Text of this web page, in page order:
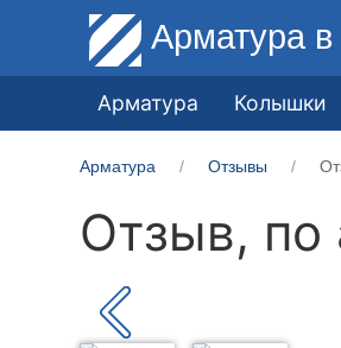
Арматура
Арматура Колышки
Арматура Отзывы
Отзыв, по